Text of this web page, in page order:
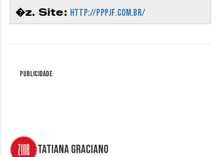
�z. Site: http://pppjf.com.br/
Publicidade
Tatiana Graciano